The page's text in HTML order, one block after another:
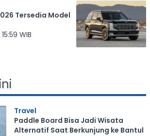
Tersedia Model
WIB
Travel
Paddle Board Bisa Jadi Wisata
Alternatif Saat Berkunjung ke Bantul